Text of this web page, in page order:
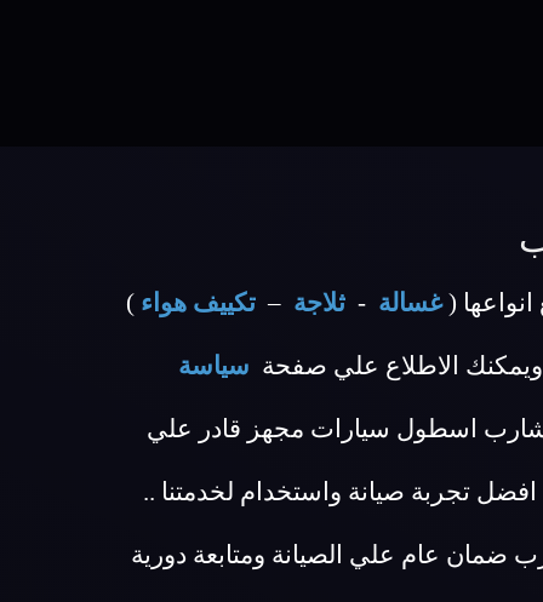
( غسالة - ثلاجة – تكييف هواء )
الاطلاع علي صفحة سياسة
شارب اسطول سيارات مجهز قادر علي
تجربة صيانة واستخدام لخدمتنا ..
لكل عملاء مركز صيانة شارب ضمان عام علي الصيانة ومتابعة دورية